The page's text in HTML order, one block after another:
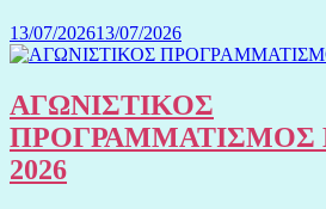
13/07/202613/07/2026
ΑΓΩΝΙΣΤΙΚΟΣ
ΠΡΟΓΡΑΜΜΑΤΙΣΜΟΣ
2026